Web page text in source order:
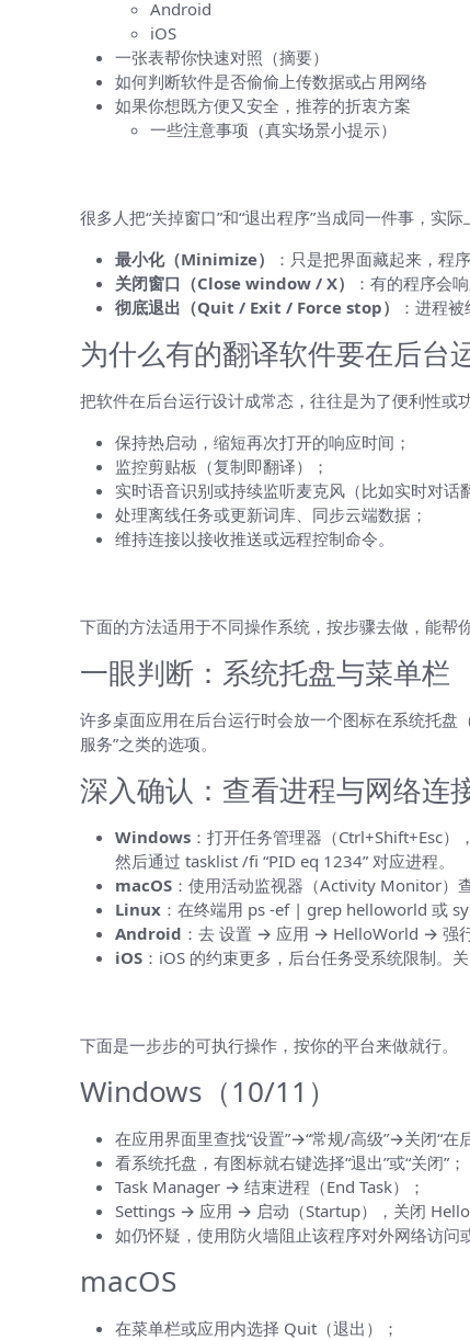
Android
iOS
一张表帮你快速对照（摘要）
如何判断软件是否偷偷上传数据或占用网络
如果你想既方便又安全，推荐的折衷方案
一些注意事项（真实场景小提示）
很多人把“关掉窗口”和“退出程序”当成同一件事，实
最小化（Minimize）
：只是把界面藏起来，程
关闭窗口（Close window / X）
：有的程序会
彻底退出（Quit / Exit / Force stop）
：进程
为什么有的翻译软件要在后台
把软件在后台运行设计成常态，往往是为了便利性或
保持热启动，缩短再次打开的响应时间；
监控剪贴板（复制即翻译）；
实时语音识别或持续监听麦克风（比如实时对话
处理离线任务或更新词库、同步云端数据；
维持连接以接收推送或远程控制命令。
下面的方法适用于不同操作系统，按步骤去做，能帮
一眼判断：系统托盘与菜单栏
许多桌面应用在后台运行时会放一个图标在系统托盘
服务”之类的选项。
深入确认：查看进程与网络连
Windows：打开任务管理器（Ctrl+Shift+Esc）
然后通过 tasklist /fi “PID eq 1234” 对应进程。
macOS：使用活动监视器（Activity Monitor）
Linux：在终端用 ps -ef | grep helloworld 或
Android ：去 设置 → 应用 → HelloWorld → 强行
iOS：iOS 的约束更多，后台任务受系统限制。
下面是一步步的可执行操作，按你的平台来做就行。
Windows（10/11）
在应用界面里查找“设置”→“常规/高级”→关闭“在
看系统托盘，有图标就右键选择“退出”或“关闭”；
Task Manager → 结束进程（End Task）；
Settings → 应用 → 启动（Startup），关闭
如仍怀疑，使用防火墙阻止该程序对外网络访问
macOS
在菜单栏或应用内选择 Quit（退出）；